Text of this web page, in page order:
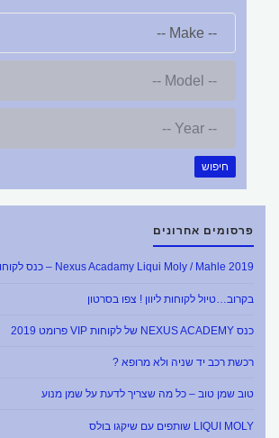
חיפוש
פרסומים אחרונים
Nexus Acadamy Liqui Moly / Mahle 2019 – כנס לקוחות פרומט
בקרוב…טיול לקוחות ליוון ! צפו בסרטון
כנס NEXUS ACADEMY של לקוחות VIP פרומט 2019
רכשת רכב יד שניה ולא מרופא ?
טוב שמן טוב – כל מה שצריך לדעת על שמן מנוע
LIQUI MOLY שותפים עם שיקגו בולס